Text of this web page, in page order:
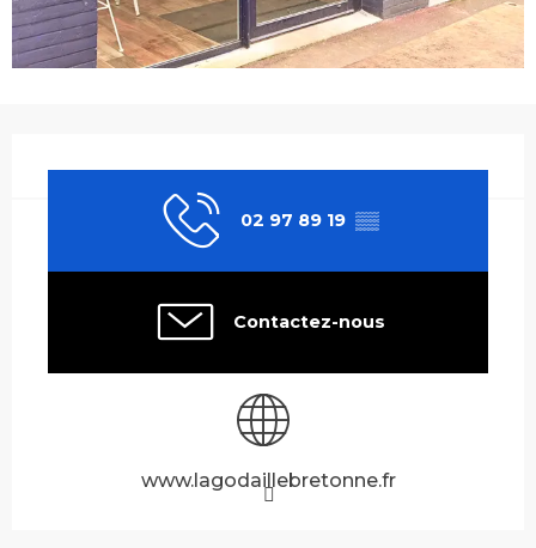
02 97 89 19 ▒▒
Contactez-nous
www.lagodaillebretonne.fr